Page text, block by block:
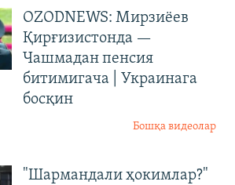
OZODNEWS: Мирзиёев
Қирғизистонда —
Чашмадан пенсия
битимигача | Украинага
босқин
Бошқа видеолар
"Шармандали ҳокимлар?"